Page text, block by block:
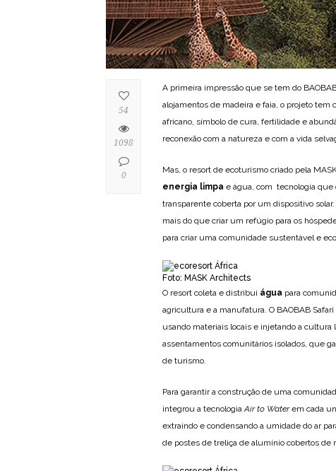
A primeira impressão que se tem do
alojamentos de madeira e faia, o projeto tem
africano, símbolo de cura, fertilidade e
reconexão com a natureza e com a vida
Mas, o resort de ecoturismo criado pela
energia limpa e água, com tecnologia que
transparente coberta por um dispositivo
mais do que criar um refúgio para os
para criar uma comunidade sustentável e
Foto: MASK Architects
O resort coleta e distribui água para
agricultura e a manufatura. O BAOBAB
usando materiais locais e injetando a cultura
assentamentos comunitários isolados, que
de turismo.
Para garantir a construção de uma
integrou a tecnologiaAir to Waterem cada
extraindo e condensando a umidade do ar
de postes de treliça de alumínio cobertos de
54
1098
0